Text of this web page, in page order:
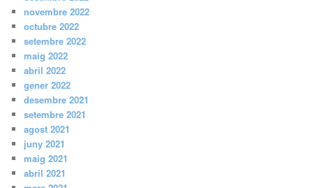
novembre 2022
octubre 2022
setembre 2022
maig 2022
abril 2022
gener 2022
desembre 2021
setembre 2021
agost 2021
juny 2021
maig 2021
abril 2021